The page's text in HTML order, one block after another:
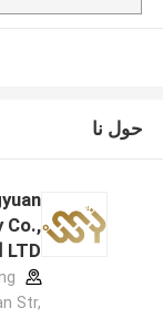
حول نا
Co.,
LTD الملف الشركة المصنعة
Str,